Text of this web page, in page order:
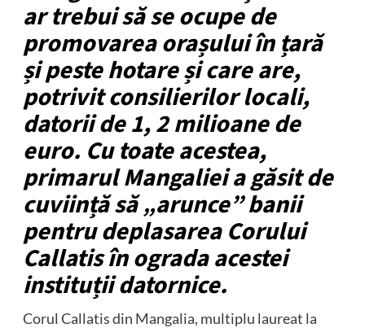
ar trebui să se ocupe de
promovarea orașului în țară
și peste hotare și care are,
potrivit consilierilor locali,
datorii de 1, 2 milioane de
euro. Cu toate acestea,
primarul Mangaliei a găsit de
cuviință să „arunce” banii
pentru deplasarea Corului
Callatis în ograda acestei
instituții datornice.
Corul Callatis din Mangalia, multiplu laureat la